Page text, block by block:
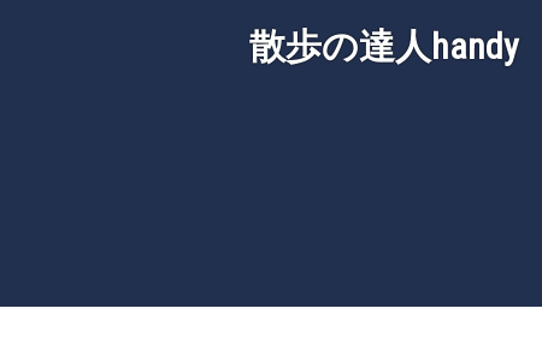
散歩の達人handy